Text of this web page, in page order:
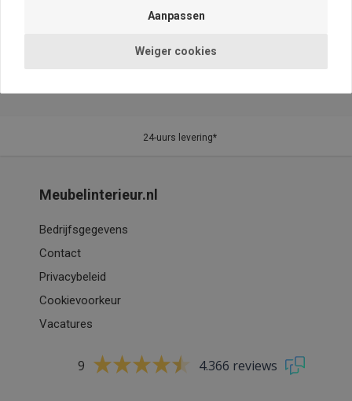
24-uurs levering*
Meubelinterieur.nl
Bedrijfsgegevens
Contact
Privacybeleid
Cookievoorkeur
Vacatures
9 4.366 reviews
Weiger cookies